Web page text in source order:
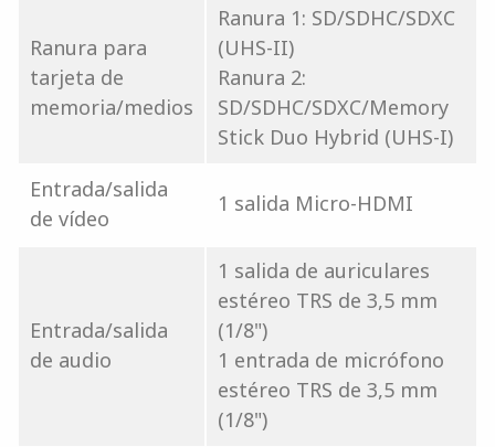
Ranura para
tarjeta de
memoria/medios
Ranura 1: SD/SDHC/SDXC
(UHS-II)
Ranura 2:
SD/SDHC/SDXC/Memory
Stick Duo Hybrid (UHS-I)
Entrada/salida
de vídeo
1 salida Micro-HDMI
Entrada/salida
de audio
1 salida de auriculares
estéreo TRS de 3,5 mm
(1/8")
1 entrada de micrófono
estéreo TRS de 3,5 mm
(1/8")